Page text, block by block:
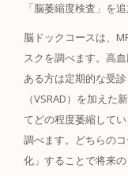
「脳萎縮度検査」を
脳ドックコースは、
スクを調べます。高
ある方は定期的な受
（VSRAD）を加え
てどの程度萎縮して
調べます。どちらの
化」することで将来